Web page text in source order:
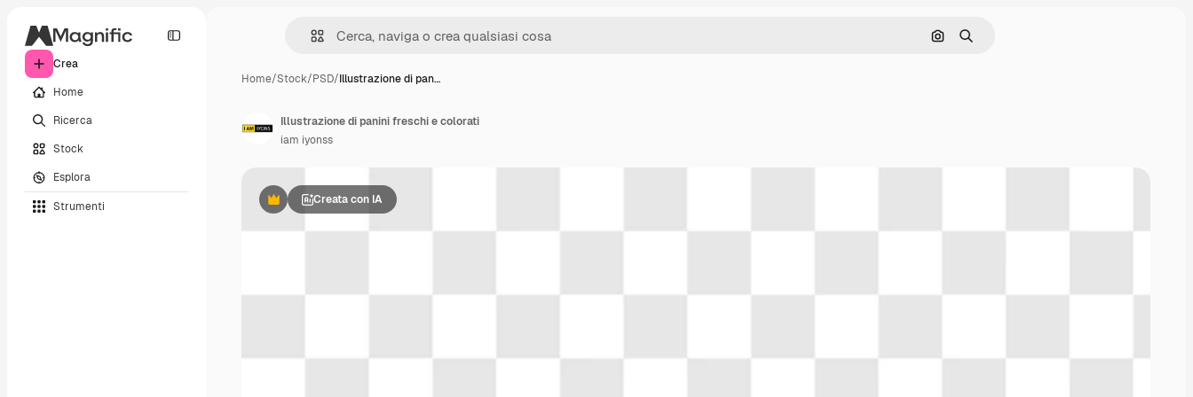
Crea
Home
Ricerca
Stock
Esplora
Strumenti
Cerca per immagine
Ricerca
Home/Stock/PSD/Illustrazione di pan…
PremiumCreata con IA
Illustrazione di panini freschi e colorati
iam iyonss